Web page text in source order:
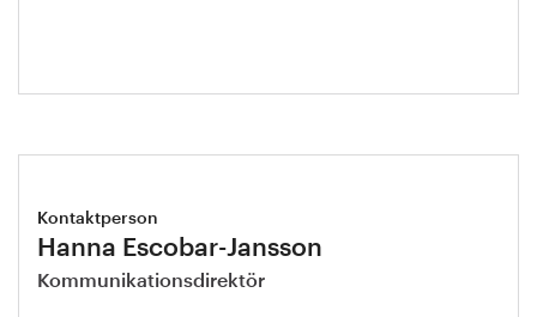
Kontaktperson
Hanna Escobar-Jansson
Kommunikationsdirektör